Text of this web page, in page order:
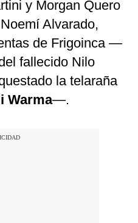
y Morgan Quero
Alvarado,
de Frigoinca —
fallecido Nilo
la telaraña
Warma—.